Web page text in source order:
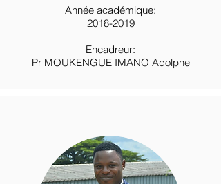
Année académique:
2018-2019
Encadreur:
Pr MOUKENGUE IMANO Adolphe